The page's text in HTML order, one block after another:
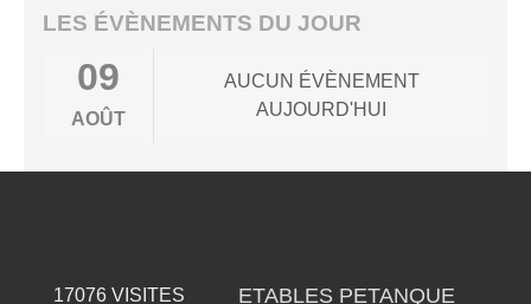
LES ÉVÈNEMENTS DU JOUR
09
AOÛT
AUCUN ÉVÈNEMENT
AUJOURD'HUI
17076VISITES
ETABLES PETANQUE